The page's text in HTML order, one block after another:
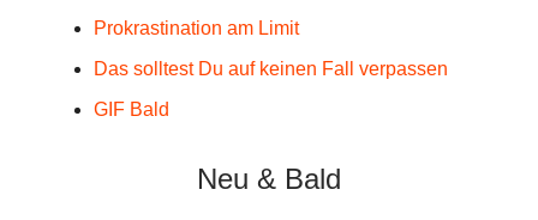
Prokrastination am Limit
Das solltest Du auf keinen Fall verpassen
GIF Bald
Neu & Bald